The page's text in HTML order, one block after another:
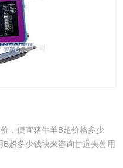
，便宜猪牛羊B超价格多少
超多少钱快来咨询甘道夫兽用